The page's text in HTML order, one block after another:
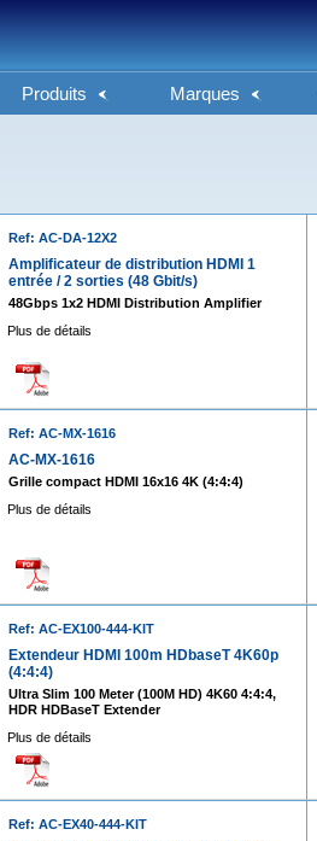
Produits Marques
Ref: AC-DA-12X2
Amplificateur de distribution HDMI 1
entrée / 2 sorties (48 Gbit/s)
48Gbps 1x2 HDMI Distribution Amplifier
Plus de détails
Ref: AC-MX-1616
AC-MX-1616
Grille compact HDMI 16x16 4K (4:4:4)
Plus de détails
Ref: AC-EX100-444-KIT
Extendeur HDMI 100m HDbaseT 4K60p
(4:4:4)
Ultra Slim 100 Meter (100M HD) 4K60 4:4:4,
HDR HDBaseT Extender
Plus de détails
Ref: AC-EX40-444-KIT